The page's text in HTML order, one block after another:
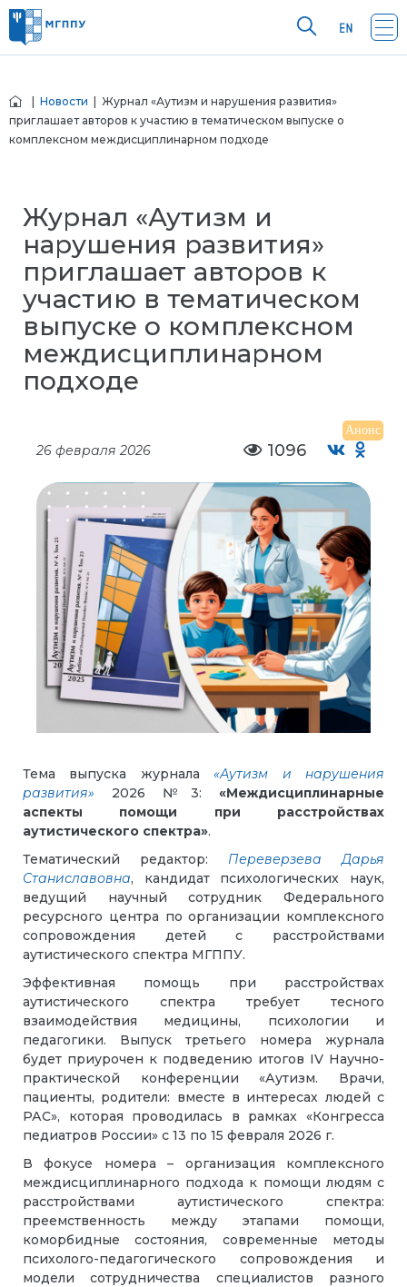
Новости | Журнал «Аутизм и нарушения развития»
приглашает авторов к участию в тематическом выпуске о
комплексном междисциплинарном подходе
Журнал «Аутизм и
нарушения развития»
приглашает авторов к
участию в тематическом
выпуске о комплексном
междисциплинарном
подходе
Анонс
26 февраля 2026 1096
Тема выпуска журнала«Аутизм и нарушения
развития» 2026 №3: «Междисциплинарные
аспекты помощи при расстройствах
аутистического спектра».
Тематический редактор: Переверзева Дарья
Станиславовна, кандидат психологических наук,
ведущий научный сотрудник Федерального
ресурсного центра по организации комплексного
сопровождения детей с расстройствами
аутистического спектра МГППУ.
Эффективная помощь при расстройствах
аутистического спектра требует тесного
взаимодействия медицины, психологии и
педагогики. Выпуск третьего номера журнала
будет приурочен к подведению итогов IV Научно-
практической конференции «Аутизм. Врачи,
пациенты, родители: вместе в интересах людей с
РАС», которая проводилась в рамках «Конгресса
педиатров России» с 13 по 15 февраля 2026 г.
В фокусе номера – организация комплексного
междисциплинарного подхода к помощи людям с
расстройствами аутистического спектра:
преемственность между этапами помощи,
коморбидные состояния, современные методы
психолого-педагогического сопровождения и
модели сотрудничества специалистов разного